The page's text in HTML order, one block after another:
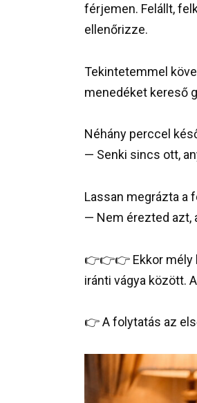
férjemen. Felállt,
ellenőrizze.
Tekintetemmel
menedéket kereső
Néhány perccel
— Senki sincs ott,
Lassan megrázta a
— Nem érezted azt,
👉👉👉 Ekkor mély
iránti vágya között.
👉 A folytatás az